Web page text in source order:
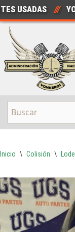
Saltar
al
contenido
///
Inicio \ Colisión \